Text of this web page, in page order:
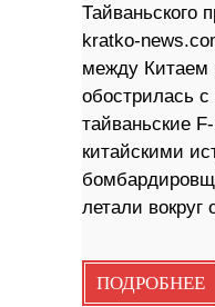
Тайваньского
kratko-
между Китаем
обострилась с
тайваньские
китайскими
летали вокруг
ПОДРОБНЕЕ